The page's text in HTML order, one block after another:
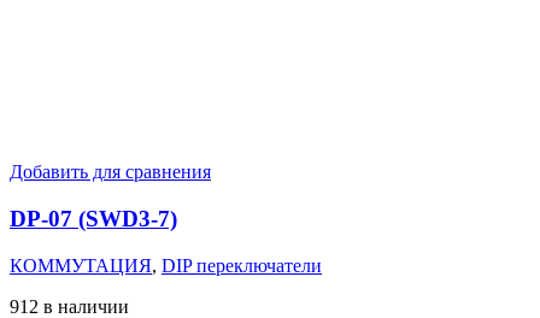
Добавить для сравнения
DP-07 (SWD3-7)
КОММУТАЦИЯ, DIP переключатели
912 в наличии